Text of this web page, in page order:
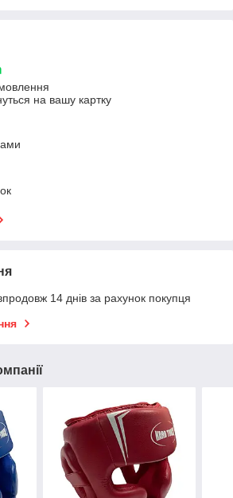
на вашу картку
14 днів за рахунок покупця